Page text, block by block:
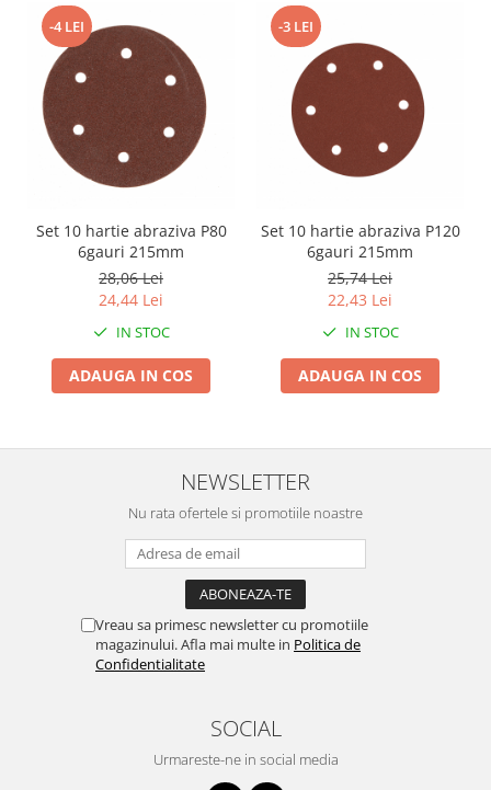
Teascuri
Zdrobitoare electrice
Zdrobitoare electrice & manuale
Zdrobitoare manuale
Masini de cusut si accesorii
Articole antidaunatori gradina
Sere si solarii
Suflante si aspiratoare exterior
Unelte altoit
Unelte manuale de gradina -
Folie si plase pt plante
Masini de maturat manuale
Aragaze, plite, piese butelii de
Accesorii aragaze & butelii
Pirostrii si accesorii pentru gatit
Plite & aragaze
Prelungitoare & cabluri electrice
-4 LEI
Set 10 hartie abraziva P80
6gauri 215mm
28,06 Lei
24,44 Lei
IN STOC
ADAUGA IN COS
-3 LEI
Set 10 hartie abraziva P120
6gauri 215mm
25,74 Lei
22,43 Lei
IN STOC
ADAUGA IN COS
NEWSLETTER
Nu rata ofertele si promotiile noastre
Vreau sa primesc newsletter cu promotiile
magazinului. Afla mai multe in Politica de
Confidentialitate
SOCIAL
Urmareste-ne in social media